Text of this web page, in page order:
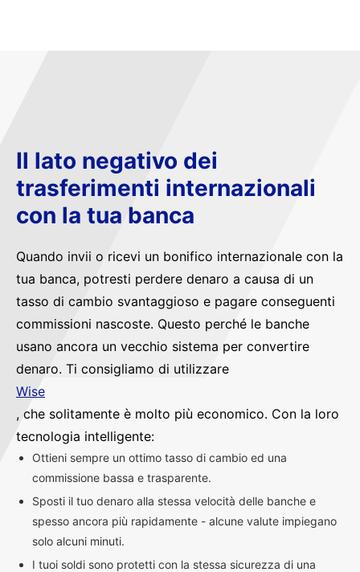
Il lato negativo dei
trasferimenti internazionali
con la tua banca
Quando invii o ricevi un bonifico internazionale con la
tua banca, potresti perdere denaro a causa di un
tasso di cambio svantaggioso e pagare conseguenti
commissioni nascoste. Questo perché le banche
usano ancora un vecchio sistema per convertire
denaro. Ti consigliamo di utilizzare
Wise
, che solitamente è molto più economico. Con la loro
tecnologia intelligente:
Ottieni sempre un ottimo tasso di cambio ed una
commissione bassa e trasparente.
Sposti il tuo denaro alla stessa velocità delle banche e
spesso ancora più rapidamente - alcune valute impiegano
solo alcuni minuti.
I tuoi soldi sono protetti con la stessa sicurezza di una